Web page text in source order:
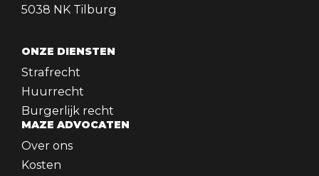
5038 NK Tilburg
ONZE DIENSTEN
Strafrecht
Huurrecht
Burgerlijk recht
MAZE ADVOCATEN
Over ons
Kosten